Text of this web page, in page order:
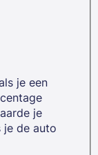
je een
je
je de auto